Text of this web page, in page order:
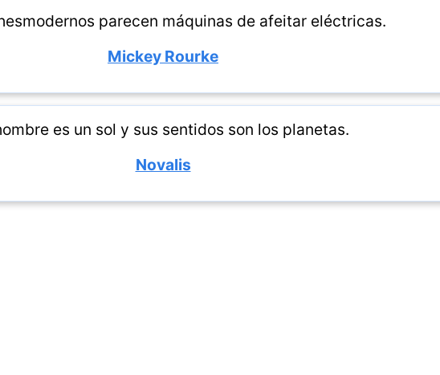
parecen máquinas de afeitar eléctricas.
Mickey Rourke
es un sol y sus sentidos son los planetas.
Novalis